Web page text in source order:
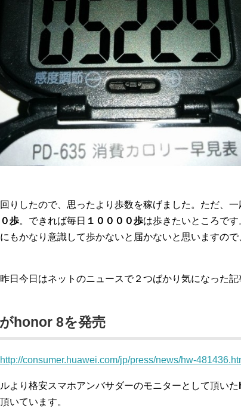
りしたので、思ったより歩数を稼げました。ただ、一
歩。できれば毎日 １００００歩は歩きたいところで
もかなり意識して歩かないと届かないと思いますの
日今日はネットのニュースで２つばかり気になった記
honor 8を発売
http://consumer.huawei.com/jp/press/news/hw-
より格安スマホアンバサダーのモニターとして頂いた
いています。